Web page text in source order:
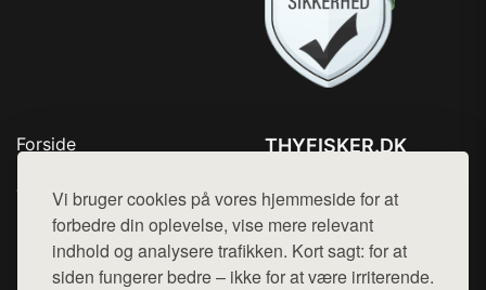
Vi bruger cookies på vores hjemmeside for at
forbedre din oplevelse, vise mere relevant
indhold og analysere trafikken. Kort sagt: for at
siden fungerer bedre – ikke for at være irriterende.
Forside
Top Rabatter
Kontakt
THYFISKER.DK
Mail: hej@want.dk
Cookie- og privatlivspolitik